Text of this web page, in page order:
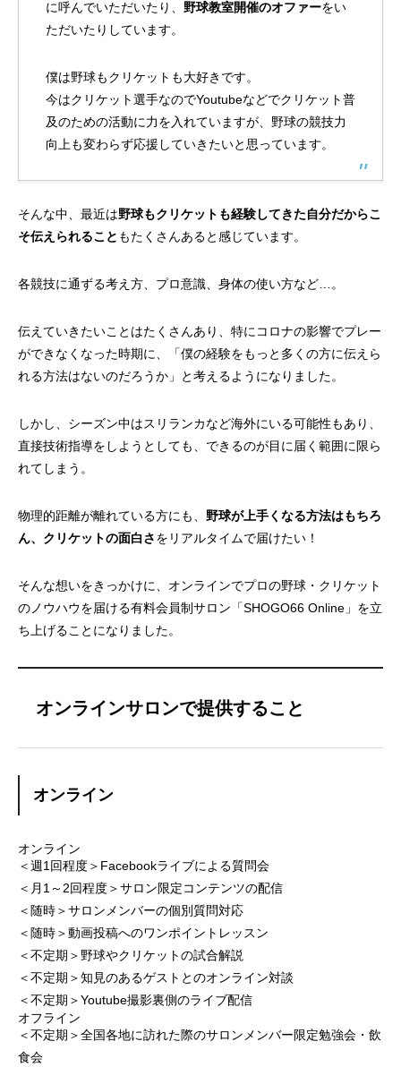
に呼んでいただいたり、 野球教室開催のオファーをい
ただいたりしています。
僕は野球もクリケットも大好きです。
今はクリケット選手なのでYoutubeなどでクリケット普
及のための活動に力を入れていますが、野球の競技力
向上も変わらず応援していきたいと思っています。
そんな中、最近は野球もクリケットも経験してきた自分だからこ
そ伝えられること もたくさんあると感じています。
各競技に通ずる考え方、プロ意識、身体の使い方など…。
伝えていきたいことはたくさんあり、特にコロナの影響でプレー
ができなくなった時期に、「僕の経験をもっと多くの方に伝えら
れる方法はないのだろうか」と考えるようになりました。
しかし、シーズン中はスリランカなど海外にいる可能性もあり、
直接技術指導をしようとしても、できるのが目に届く範囲に限ら
れてしまう。
物理的距離が離れている方にも、 野球が上手くなる方法はもちろ
ん、クリケットの面白さをリアルタイムで届けたい！
そんな想いをきっかけに、オンラインでプロの野球・クリケット
のノウハウを届ける有料会員制サロン 「SHOGO66 Online」 を立
ち上げることになりました。
オンラインサロンで提供すること
オンライン
オンライン
＜週1回程度＞Facebookライブによる質問会
＜月1～2回程度＞サロン限定コンテンツの配信
＜随時＞サロンメンバーの個別質問対応
＜随時＞動画投稿へのワンポイントレッスン
＜不定期＞野球やクリケットの試合解説
＜不定期＞知見のあるゲストとのオンライン対談
＜不定期＞Youtube撮影裏側のライブ配信
オフライン
＜不定期＞全国各地に訪れた際のサロンメンバー限定勉強会・飲
食会